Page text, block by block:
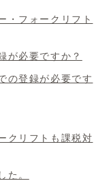
・フォークリフト
が必要ですか？
の登録が必要です
クリフトも課税対
た。